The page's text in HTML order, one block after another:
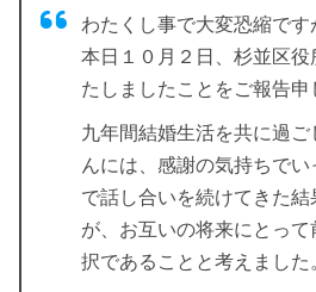
わたくし事で大変恐縮で
本日１０月２日、杉並区
たしましたことをご報告申
九年間結婚生活を共に過ご
んには、感謝の気持ちでい
で話し合いを続けてきた結
が、お互いの将来にとっ
択であることと考えました